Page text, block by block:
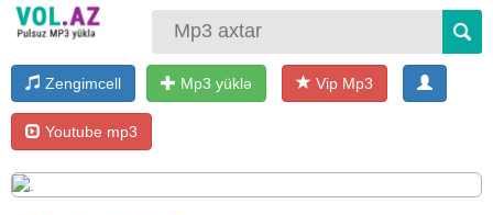
Zengimcell Mp3 yüklə Vip Mp3
Youtube mp3